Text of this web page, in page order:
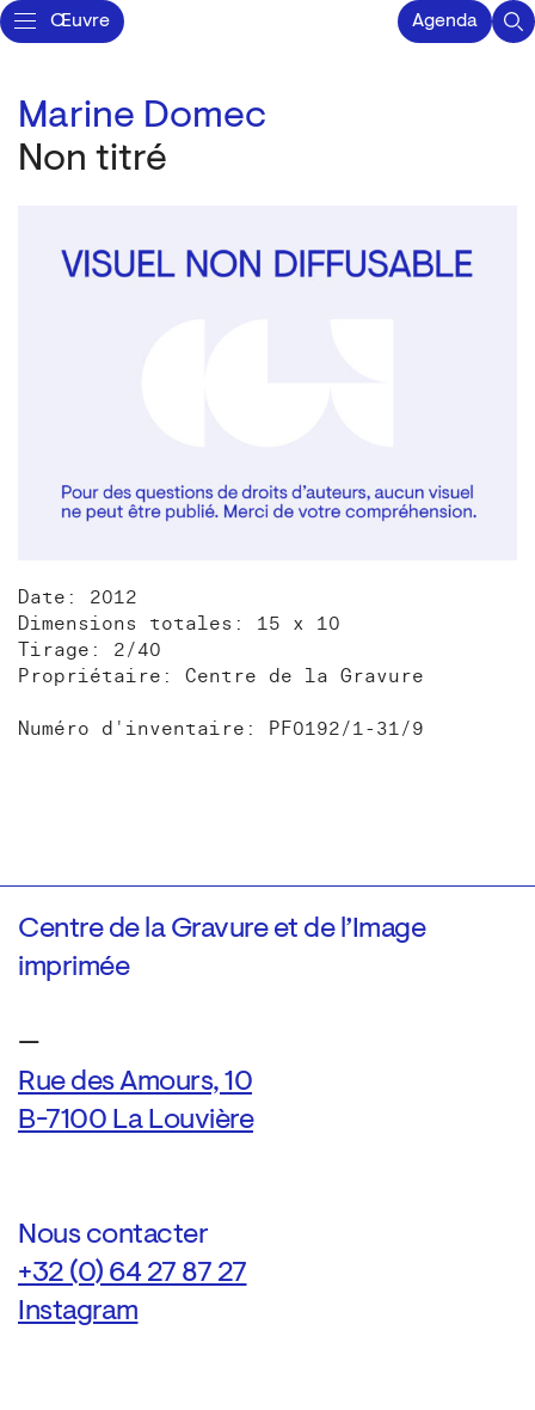
Œuvre Agenda
Marine Domec
Non titré
Date: 2012
Dimensions totales: 15 x 10
Tirage: 2/40
Propriétaire: Centre de la Gravure
Numéro d'inventaire: PF0192/1-31/9
Centre de la Gravure et de l’Image
imprimée
—
Rue des Amours, 10
B-7100 La Louvière
Nous contacter
+32 (0) 64 27 87 27
Instagram